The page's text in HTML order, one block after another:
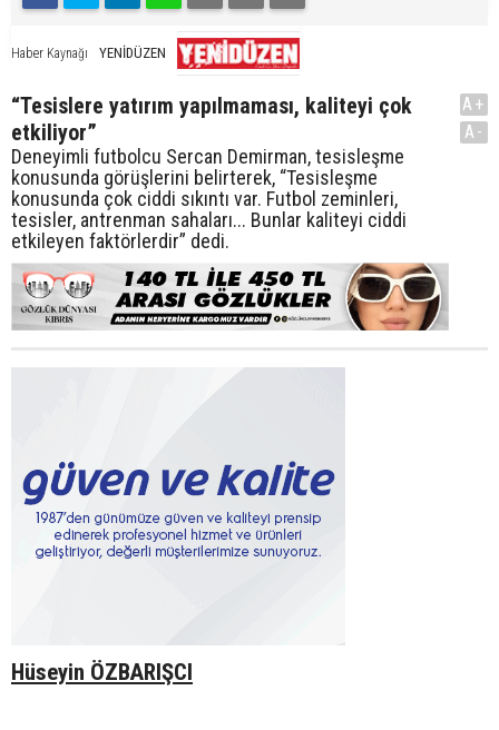
Haber Kaynağı YENİDÜZEN
“Tesislere yatırım yapılmaması, kaliteyi çok
etkiliyor”
Deneyimli futbolcu Sercan Demirman, tesisleşme
konusunda görüşlerini belirterek, “Tesisleşme
konusunda çok ciddi sıkıntı var. Futbol zeminleri,
tesisler, antrenman sahaları... Bunlar kaliteyi ciddi
etkileyen faktörlerdir” dedi.
A+
A-
Hüseyin ÖZBARIŞCI